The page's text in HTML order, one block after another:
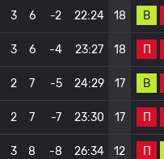
3 6 -2 22:24 18 В
3 6 -4 23:27 18 П
2 7 -5 24:29 17 В
2 7 -7 23:30 17 П
3 8 -8 26:34 12 П